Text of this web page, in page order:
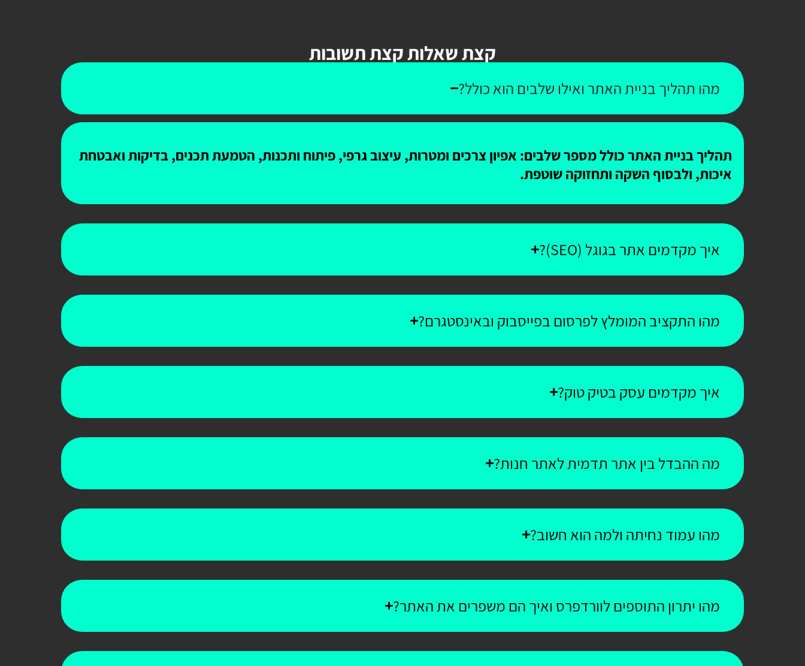
קצת שאלות קצת תשובות
מהו תהליך בניית האתר ואילו שלבים הוא כולל?
תהליך בניית האתר כולל מספר שלבים: אפיון צרכים ומטרות, עיצוב גרפי, פיתוח ותכנות, הטמעת תכנים, בדיקות ואבטחת
איכות, ולבסוף השקה ותחזוקה שוטפת.
איך מקדמים אתר בגוגל (SEO)?
מהו התקציב המומלץ לפרסום בפייסבוק ובאינסטגרם?
איך מקדמים עסק בטיק טוק?
מה ההבדל בין אתר תדמית לאתר חנות?
מהו עמוד נחיתה ולמה הוא חשוב?
מהו יתרון התוספים לוורדפרס ואיך הם משפרים את האתר?